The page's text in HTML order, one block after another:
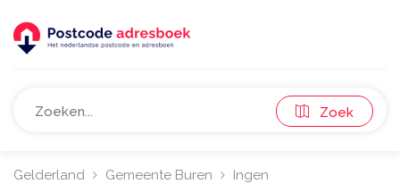
Zoek
Gelderland Gemeente Buren Ingen